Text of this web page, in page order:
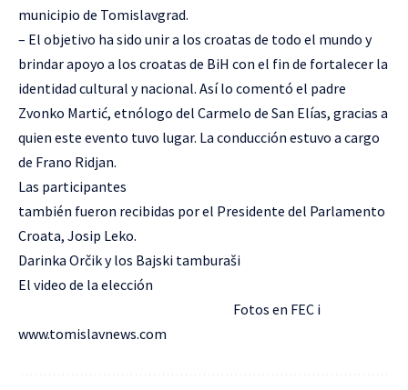
municipio de Tomislavgrad.
– El objetivo ha sido unir a los croatas de todo el mundo y
brindar apoyo a los croatas de BiH con el fin de fortalecer la
identidad cultural y nacional. Así lo comentó el padre
Zvonko Martić, etnólogo del Carmelo de San Elías, gracias a
quien este evento tuvo lugar. La conducción estuvo a cargo
de Frano Ridjan.
Las participantes
también fueron recibidas por el Presidente del Parlamento
Croata, Josip Leko.
Darinka Orčik y los Bajski tamburaši
El video de la elección
Fotos en FEC i
www.tomislavnews.com